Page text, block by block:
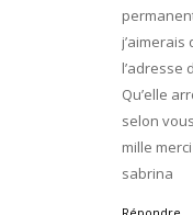
l’adresse
Qu’elle
selon vous
mille merci
sabrina